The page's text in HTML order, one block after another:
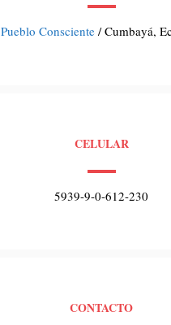
Pueblo Consciente / Cumbayá,
CELULAR
5939-9-0-612-230
CONTACTO